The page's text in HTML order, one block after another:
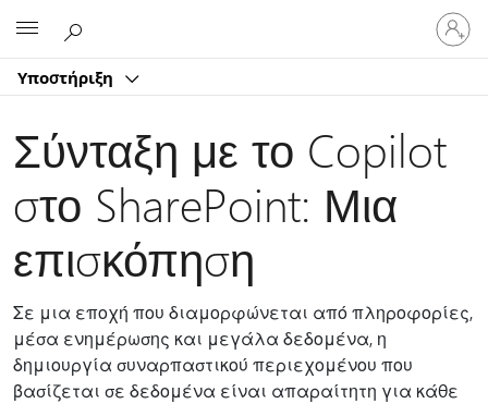
Υποστήριξη
Είσοδος
στον
Σύνταξη με το Copilot
στο SharePoint: Μια
επισκόπηση
Σε μια εποχή που διαμορφώνεται από πληροφορίες,
μέσα ενημέρωσης και μεγάλα δεδομένα, η
δημιουργία συναρπαστικού περιεχομένου που
βασίζεται σε δεδομένα είναι απαραίτητη για κάθε